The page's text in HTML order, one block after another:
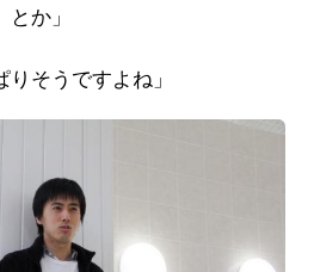
か」
そうですよね」